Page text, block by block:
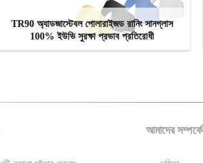
TR90 অ্যাডজাস্টেবল পোলারাইজড রানিং সানগ্লাস
100% ইউভি সুরক্ষা প্রভাব প্রতিরোধী
আমাদের সম্পর্কে